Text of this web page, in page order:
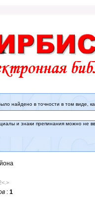
найдено в точности в том виде,
и знаки препинания можно не
: 1